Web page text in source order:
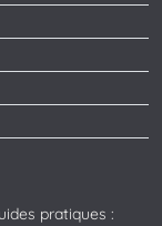
pratiques :